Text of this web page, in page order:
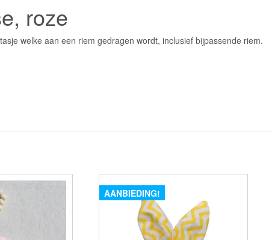
roze
welke aan een riem gedragen wordt, inclusief bijpassende riem.
AANBIEDING!